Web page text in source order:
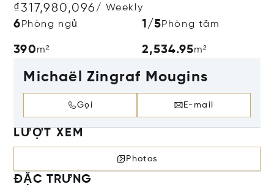
₫317,980,096/ Weekly
6 Phòng ngủ 1/5Phòng tắm
390m² 2,534.95m²
Michaël Zingraf Mougins
Gọi E-mail
LƯỢT XEM
Photos
ĐẶC TRƯNG